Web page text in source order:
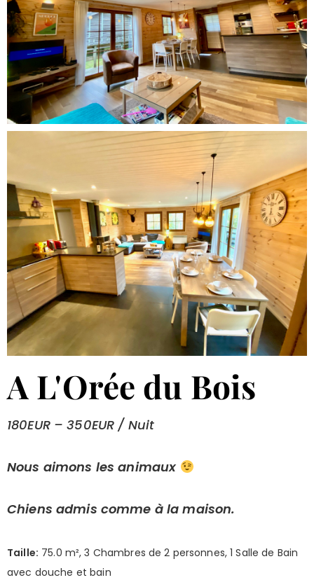
A L'Orée du Bois
180EUR – 350EUR / Nuit
Nous aimons les animaux
Chiens admis comme à la maison.
Taille: 75.0 m², 3 Chambres de 2 personnes, 1 Salle de Bain
avec douche et bain